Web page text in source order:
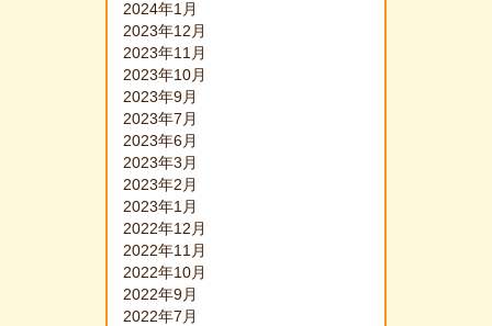
2024年1月
2023年12月
2023年11月
2023年10月
2023年9月
2023年7月
2023年6月
2023年3月
2023年2月
2023年1月
2022年12月
2022年11月
2022年10月
2022年9月
2022年7月